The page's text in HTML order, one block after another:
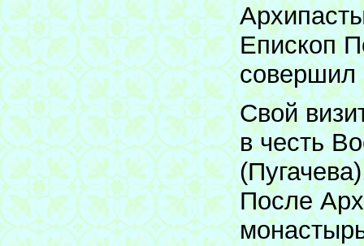
Епископ
совершил
Свой
в честь
После